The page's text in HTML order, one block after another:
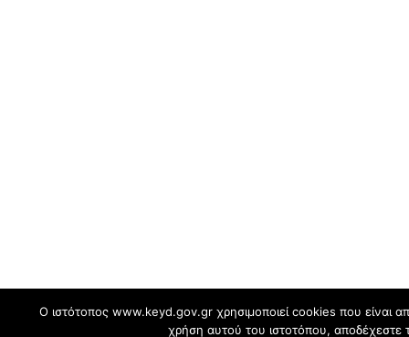
Ο ιστότοπος www.keyd.gov.gr χρησιμοποιεί cookies που είναι
χρήση αυτού του ιστοτόπου,